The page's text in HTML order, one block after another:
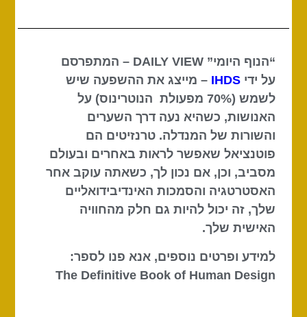
“הנוף היומי” DAILY VIEW – המתפרסם
על ידיIHDS – מייצג את ההשפעה שיש
לשמש (70% מפעולת הנוטרינוס) על
האנושות, כשהיא נעה דרך השערים
והשורות של המנדלה. טרנזיטים הם
פוטנציאל שאפשר לראות באחרים ובעולם
מסביב, וכן, אם נכון לך, כשאתה עוקב אחר
האסטרטגיה והסמכות האינדיבידואליים
שלך, זה יכול להיות גם חלק מהחוויה
האישית שלך.
למידע ופרטים נוספים, אנא פנו לספר:
The Definitive Book of Human Design